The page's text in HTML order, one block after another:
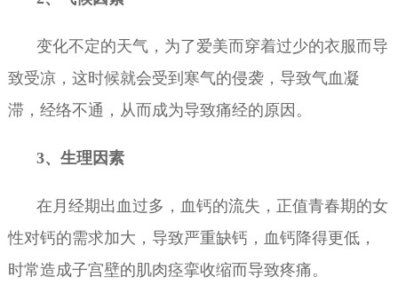
变化不定的天气，为了爱美而穿着过少的衣服而导
致受凉，这时候就会受到寒气的侵袭，导致气血凝
滞，经络不通，从而成为导致痛经的原因。
3、生理因素
在月经期出血过多，血钙的流失，正值青春期的女
性对钙的需求加大，导致严重缺钙，血钙降得更低，
时常造成子宫壁的肌肉痉挛收缩而导致疼痛。